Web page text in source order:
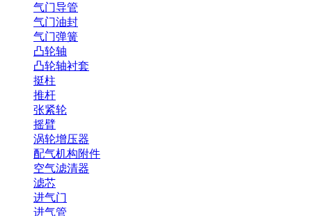
气门导管
气门油封
气门弹簧
凸轮轴
凸轮轴衬套
挺柱
推杆
张紧轮
摇臂
涡轮增压器
配气机构附件
空气滤清器
滤芯
进气门
进气管